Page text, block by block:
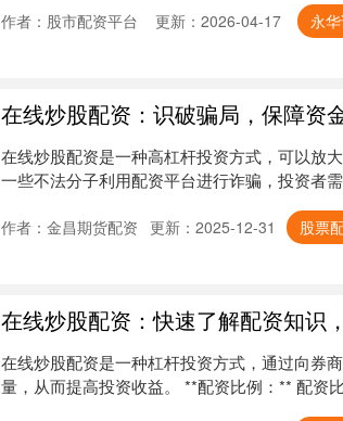
作者：股市配资平台 更新：2026-04-17 永
在线炒股配资：识破骗局，保障资
在线炒股配资是一种高杠杆投资方式，可以放
一些不法分子利用配资平台进行诈骗，投资者
作者：金昌期货配资 更新：2025-12-31 股票
在线炒股配资：快速了解配资知识
在线炒股配资是一种杠杆投资方式，通过向券
量，从而提高投资收益。 **配资比例：** 配资